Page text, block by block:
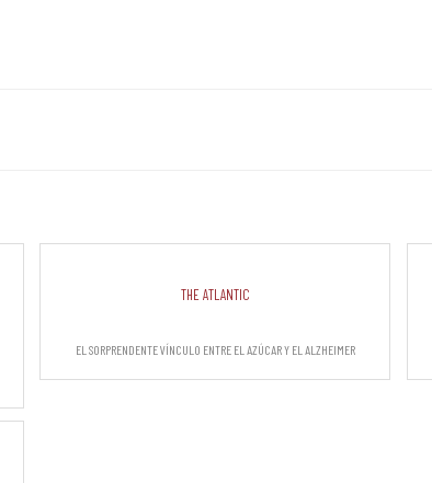
The Atlantic
El sorprendente vínculo entre el azúcar y el Alzheimer